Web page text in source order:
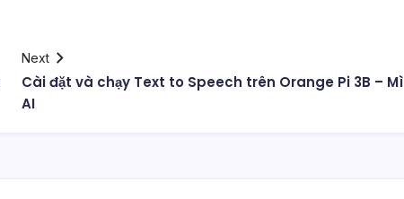
Next
Cài đặt và chạy Text to Speech trên Orange Pi 3B – Mì
AI